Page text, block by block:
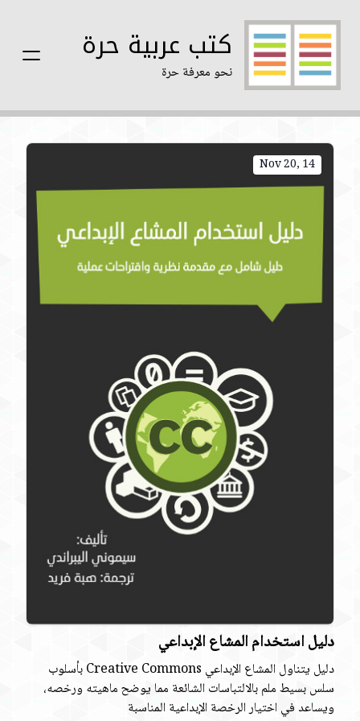
كتب عربية حرة
نحو معرفة حرة
Nov 20, 14
دليل استخدام المشاع الإبداعي
دليل يتناول المشاع الإبداعي Creative Commons بأسلوب
سلس بسيط ملم بالالتباسات الشائعة مما يوضح ماهيته ورخصه،
ويساعد في اختيار الرخصة الإبداعية المناسبة